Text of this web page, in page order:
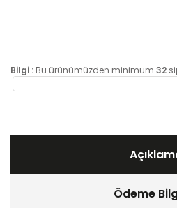
Bilgi : Bu ürünümüzden minimum 32
Ödeme